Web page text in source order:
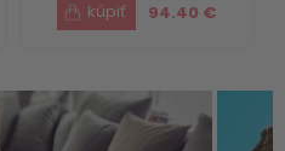
94.40 €